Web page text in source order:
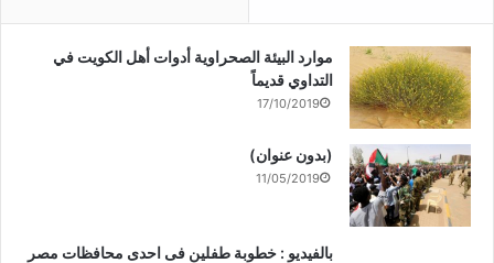
موارد البيئة الصحراوية أدوات أهل الكويت في
التداوي قديماً
17/10/2019
(بدون عنوان)
11/05/2019
بالفيديو : خطوبة طفلين فى احدى محافظات مصر